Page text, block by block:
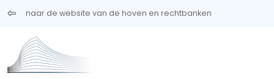
Overslaan en naar de inhoud gaan
naar de website van de hoven en rechtbanken